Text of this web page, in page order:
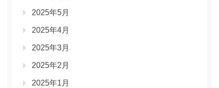
2025年5月
2025年4月
2025年3月
2025年2月
2025年1月